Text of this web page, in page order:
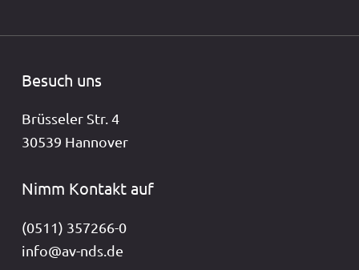
Besuch uns
Brüsseler Str. 4
30539 Hannover
Nimm Kontakt auf
(0511) 357266-0
info@av-nds.de